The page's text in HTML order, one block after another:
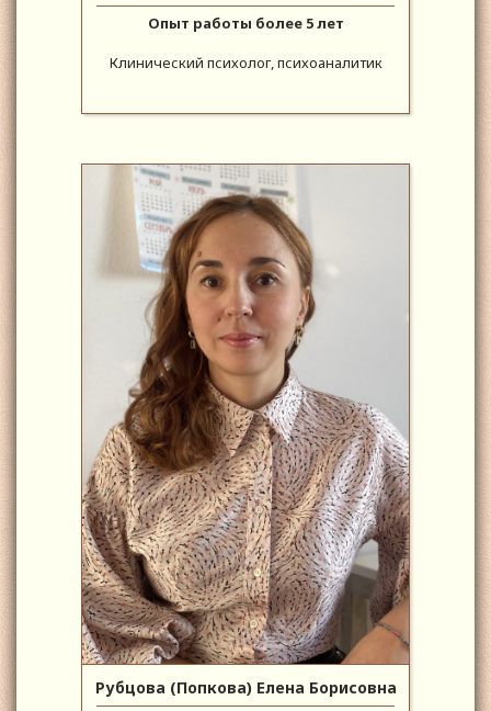
Опыт работы более 5 лет
Клинический психолог, психоаналитик
Рубцова (Попкова) Елена Борисовна